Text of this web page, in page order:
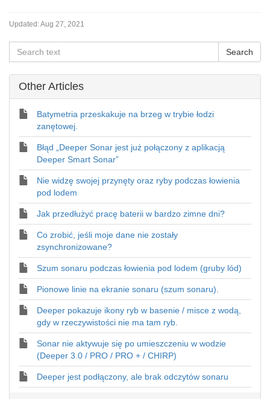
Updated:Aug 27, 2021
Other Articles
Batymetria przeskakuje na brzeg w trybie łodzi
zanętowej.
Błąd „Deeper Sonar jest już połączony z aplikacją
Deeper Smart Sonar”
Nie widzę swojej przynęty oraz ryby podczas łowienia
pod lodem
Jak przedłużyć pracę baterii w bardzo zimne dni?
Co zrobić, jeśli moje dane nie zostały
zsynchronizowane?
Szum sonaru podczas łowienia pod lodem (gruby lód)
Pionowe linie na ekranie sonaru (szum sonaru).
Deeper pokazuje ikony ryb w basenie / misce z wodą,
gdy w rzeczywistości nie ma tam ryb.
Sonar nie aktywuje się po umieszczeniu w wodzie
(Deeper 3.0 / PRO / PRO + / CHIRP)
Deeper jest podłączony, ale brak odczytów sonaru